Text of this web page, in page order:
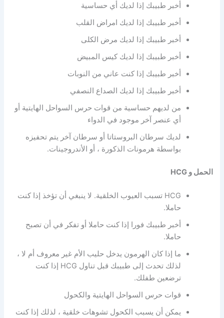
أخبر طبيبك إذا لديك أي حساسية
أخبر طبيبك إذا لديك امراض القلب
أخبر طبيبك إذا لديك مرض الكلى
أخبر طبيبك إذا لديك كيس المبيض
أخبر طبيبك إذا كنت عاني من النوبات
أخبر طبيبك إذا لديك الصداع النصفي
من لديهم حساسية من قوات حرس السواحل الهايتية أو
أي عنصر آخر موجود في الدواء
لديك سرطان البروستاتا أو سرطان آخر يتم تحفيزه
بواسطة هرمونات الذكورة ، أو الأندروجينات.
الحمل و HCG
HCG تسبب العيوب الخلقية. لا ينبغي أن تؤخذ إذا كنت
حاملا.
أخبر طبيبك فورا إذا كنت حاملا أو تفكر في أن تصبح
حاملا.
ما إذا كان الهرمون يدخل حليب الأم غير معروف أم لا ،
لذلك تحدث إلى طبيبك قبل تناول HCG إذا كنت
ترضعين طفلك.
قوات حرس السواحل الهايتية والكحول
يمكن أن يسبب الكحول تشوهات خلقية ، لذلك إذا كنت